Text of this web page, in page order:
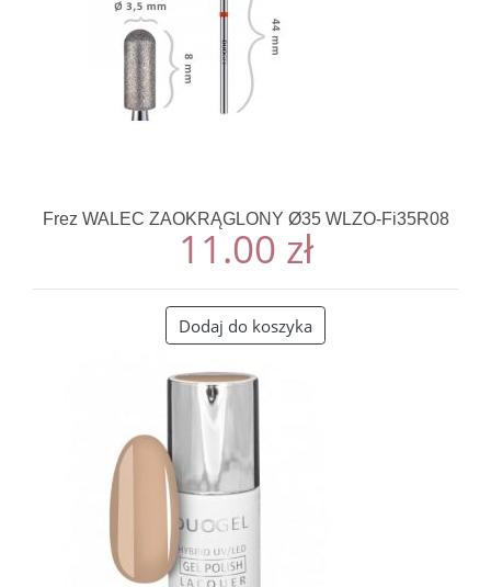
Frez WALEC ZAOKRĄGLONY Ø35 WLZO-Fi35R08
11.00 zł
Dodaj do koszyka